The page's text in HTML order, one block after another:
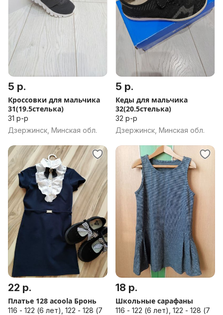
5 р.
Кроссовки для мальчика
31(19.5стелька)
31 р-р
Дзержинск, Минская обл.
5 р.
Кеды для мальчика
32(20.5стелька)
32 р-р
Дзержинск, Минская обл.
22 р.
Платье 128 acoola Бронь
116 - 122 (6 лет), 122 - 128 (7
18 р.
Школьные сарафаны
116 - 122 (6 лет), 122 - 128 (7